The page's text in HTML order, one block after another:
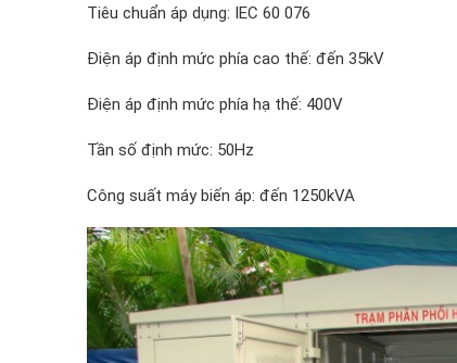
Tiêu chuẩn áp dụng: IEC 60 076
Điện áp định mức phía cao thế: đến 35kV
Điện áp định mức phía hạ thế: 400V
Tần số định mức: 50Hz
Công suất máy biến áp: đến 1250kVA